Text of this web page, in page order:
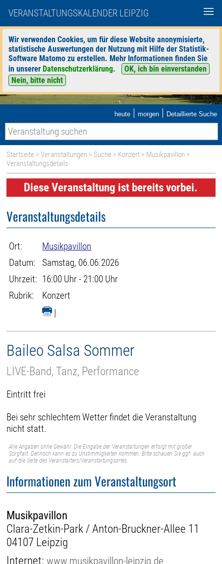
VERANSTALTUNGSKALENDER LEIPZIG
Wir verwenden Cookies, um für diese Website anonymisierte,
statistische Auswertungen der Nutzung mit Hilfe der Statistik-
Software Matomo zu erstellen. Mehr Informationen finden Sie
in unserer Datenschutzerklärung.
OK, ich bin einverstanden
Nein, bitte nicht
heute | morgen | Detaillierte Suche
Startseite >Veranstaltungen > Suche > Konzert > Musikpavillon >
Veranstaltungsdetails
Diese Veranstaltung ist bereits vorbei.
Veranstaltungsdetails
Ort:
Musikpavillon
Datum:
Samstag, 06.06.2026
Uhrzeit: 16:00 Uhr - 21:00 Uhr
Rubrik:
Konzert
|
Baileo Salsa Sommer
LIVE-Band, Tanz, Performance
Eintritt frei
Bei sehr schlechtem Wetter findet die Veranstaltung
nicht statt.
Alle Angaben ohne Gewähr. Die Eingabe der Veranstaltungen erfolgt mit großer
Sorgfalt. Dennoch kann es zu Unstimmigkeiten kommen. Bitte schauen Sie ggf. auch
auf die Seite des Veranstalters/Veranstaltungsortes.
Informationen zum Veranstaltungsort
Musikpavillon
Clara-Zetkin-Park / Anton-Bruckner-Allee 11
04107 Leipzig
Internet:www.musikpavillon-leipzig.de